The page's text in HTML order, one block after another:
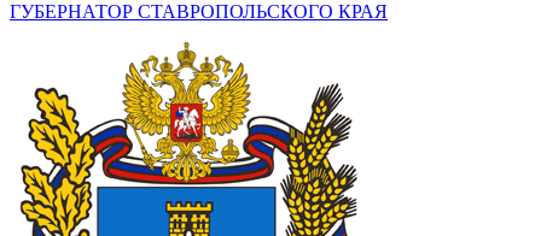
ГУБЕРНАТОР СТАВРОПОЛЬСКОГО КРАЯ